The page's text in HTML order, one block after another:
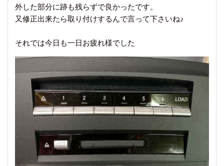
外した部分に跡も残らずで良かったです。
又修正出来たら取り付けするんで言って下さいね♪
それでは今日も一日お疲れ様でした